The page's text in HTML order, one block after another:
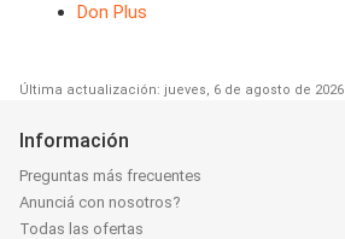
Don Plus
Última actualización: jueves, 6 de agosto de 2026
Información
Preguntas más frecuentes
Anunciá con nosotros?
Todas las ofertas